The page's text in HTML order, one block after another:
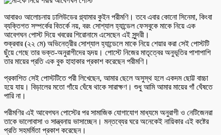
আবারও আলোচনায় ঢালিউডের গ্ল্যামার কুইন পরীমণি। তবে এবার কোনো সিনেমা, কিংবা
ব্যক্তিগত সম্পর্কের বিতর্কে নয়, বরং সোশ্যাল হ্যান্ডেল ফেসবুকে মাকে নিয়ে এক
আবেগঘন পোস্ট দিয়ে খবরের শিরোনামে এসেছেন এই সুন্দরী।
শুক্রবার (২২ মে) অভিনেত্রীর সোশ্যাল হ্যান্ডেলে মাকে নিয়ে শেয়ার করা সেই পোস্টটি
ছুঁয়ে গেছে তার ভক্ত-অনুরাগীদের হৃদয়। পোস্টে নিজের মাতৃত্বের অনুভূতির পাশাপাশি
তার মায়ের প্রতি এক বুক হাহাকার প্রকাশ করেছেন পরীমণি।
প্রকাশিত সেই পোস্টটিতে পরী লিখেছেন, আমার ছেলে অসুস্থ হলে একদম ছোট্ট বাচ্চা
হয়ে যায়। বিড়ালের মতো গাঁয়ে ঘেঁষে থাকে সারাক্ষণ। শুধু আমি আমার মায়ের গাঁ ঘেঁষতে
পারি না।
পরীমণির এই আবেগঘন পোস্টের পর সামাজিক যোগাযোগ মাধ্যমে অনুরাগী ও নেটিজেনরা
তাকে ভালোবাসা ও সান্ত্বনায় ভাসাচ্ছেন। মন্তব্যের ঘরে অনেকেই নায়িকার এই কষ্টের
প্রতি সহমর্মিতা প্রকাশ করেছেন।